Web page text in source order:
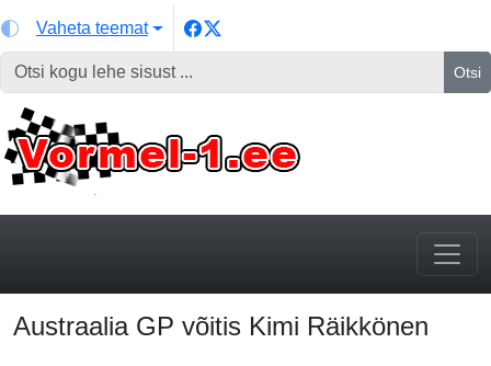
Vaheta teemat
Otsi
Austraalia GP võitis Kimi Räikkönen